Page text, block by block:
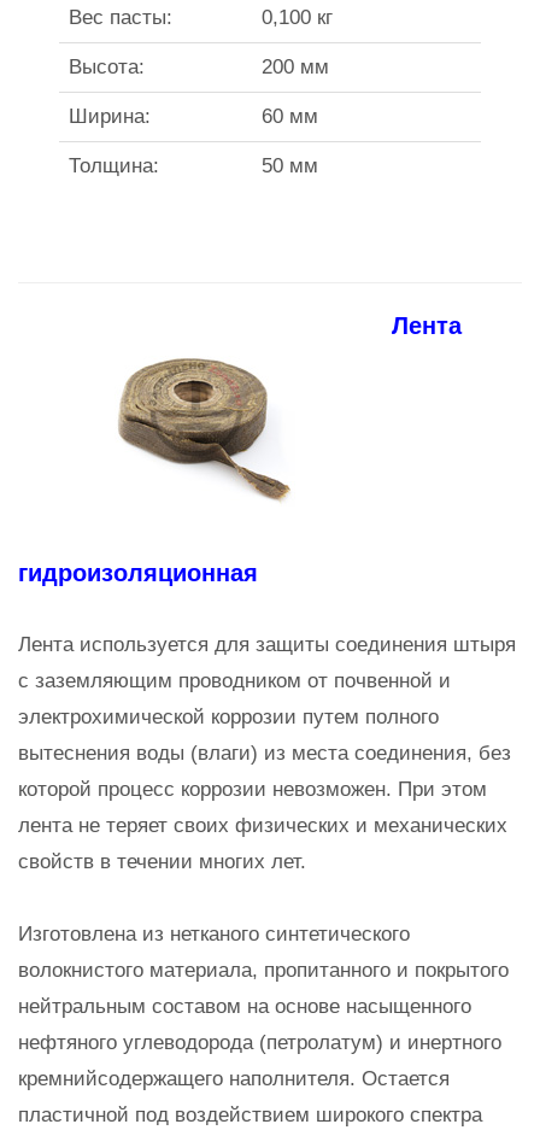
Вес пасты: 0,100 кг
Высота: 200 мм
Ширина: 60 мм
Толщина: 50 мм
Лента
гидроизоляционная
Лента используется для защиты соединения штыря
с заземляющим проводником от почвенной и
электрохимической коррозии путем полного
вытеснения воды (влаги) из места соединения, без
которой процесс коррозии невозможен. При этом
лента не теряет своих физических и механических
свойств в течении многих лет.
Изготовлена из нетканого синтетического
волокнистого материала, пропитанного и покрытого
нейтральным составом на основе насыщенного
нефтяного углеводорода (петролатум) и инертного
кремнийсодержащего наполнителя. Остается
пластичной под воздействием широкого спектра